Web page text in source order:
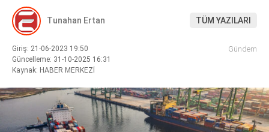
Tunahan Ertan TÜM YAZILARI
Giriş: 21-06-2023 19:50
Güncelleme: 31-10-2025 16:31
Kaynak: HABER MERKEZİ
Gündem